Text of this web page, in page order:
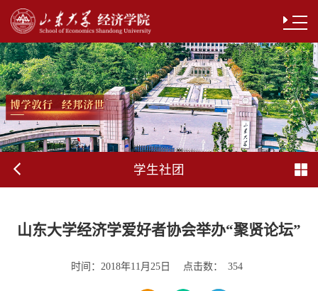
学生社团
山东大学经济学爱好者协会举办“聚贤论坛”
时间： 2018年11月25日 点击数： 354